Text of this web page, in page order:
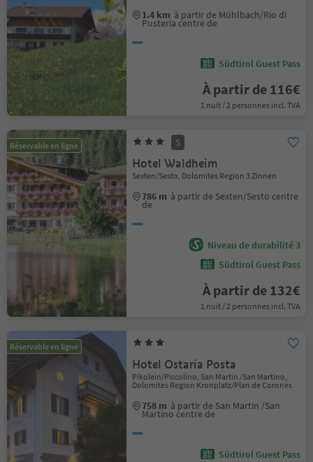
1.4 km à partir de Mühlbach/Rio di
Pusteria centre de
Südtirol Guest Pass
À partir de 116€
1 nuit / 2 personnes incl. TVA
Réservable en ligne S
Hotel Waldheim
Sexten/Sesto, Dolomites Region 3 Zinnen
786 m à partir de Sexten/Sesto centre
de
Niveau de durabilité 3
Südtirol Guest Pass
À partir de 132€
1 nuit / 2 personnes incl. TVA
Réservable en ligne
Hotel Ostaria Posta
Pikolein/Piccolino, San Martin /San Martino,
Dolomites Region Kronplatz/Plan de Corones
758 m à partir de San Martin /San
Martino centre de
Südtirol Guest Pass